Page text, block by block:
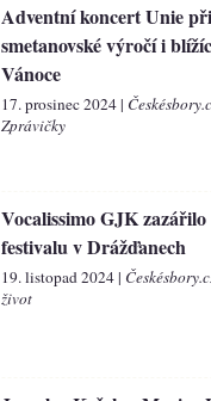
Adventní koncert Unie
smetanovské výročí i
Vánoce
17. prosinec 2024 |
Zprávičky
Vocalissimo GJK zazářilo
festivalu v Drážďanech
19. listopad 2024 |
život